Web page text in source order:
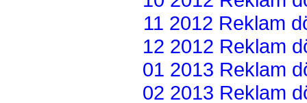
11 2012 Reklam
12 2012 Reklam
01 2013 Reklam
02 2013 Reklam